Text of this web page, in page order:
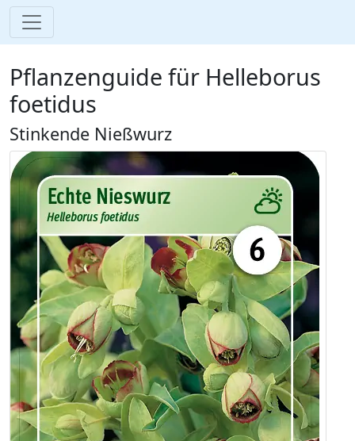
Pflanzenguide für Helleborus
foetidus
Stinkende Nießwurz